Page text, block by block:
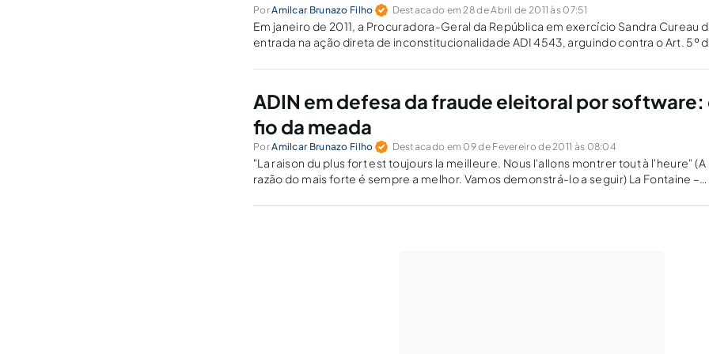
PorAmilcar Brunazo Filho Destacado em 28 de Abril de 2011 às 07:51
Em janeiro de 2011, a Procuradora-Geral da República em exercício Sandra Cureau
entrada na ação direta de inconstitucionalidade ADI 4543, arguindo contra o Art. 5º
ADIN em defesa da fraude eleitoral por software:
fio da meada
PorAmilcar Brunazo Filho Destacado em 09 de Fevereiro de 2011 às 08:04
"La raison du plus fort est toujours la meilleure. Nous l'allons montrer tout à l'heure" (A
razão do mais forte é sempre a melhor. Vamos demonstrá-lo a seguir) La Fontaine –